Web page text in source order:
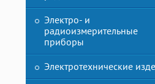
Электро- и
радиоизмерительные
приборы
Электротехнические